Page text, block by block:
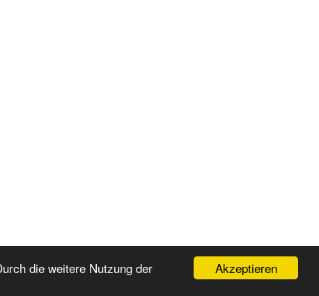
Akzeptieren
die weitere Nutzung der